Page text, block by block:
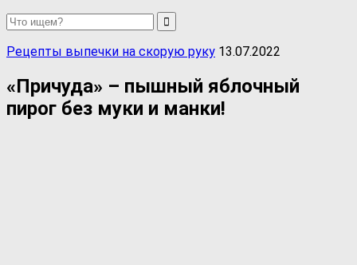
Рецепты выпечки на скорую руку 13.07.2022
«Причуда» – пышный яблочный
пирог без муки и манки!